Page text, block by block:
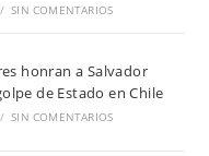
/ SIN COMENTARIOS
honran a Salvador
de Estado en Chile
/ SIN COMENTARIOS